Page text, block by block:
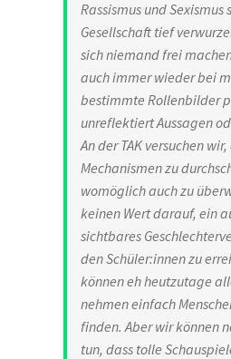
Rassismus und Sexismus
Gesellschaft tief
sich niemand frei
auch immer wieder bei
bestimmte Rollenbilder
unreflektiert Aussagen
An der TAK versuchen
Mechanismen zu
womöglich auch zu
keinen Wert darauf, ein
sichtbares
den Schüler:innen zu
können eh heutzutage
nehmen einfach
finden. Aber wir können
tun, dass tolle